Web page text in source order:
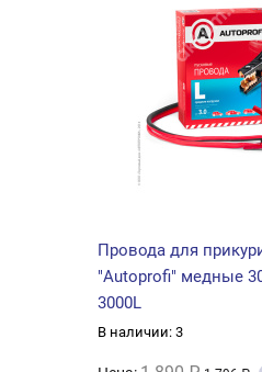
Провода для
"Autoprofi" медные
3000L
В наличии: 3